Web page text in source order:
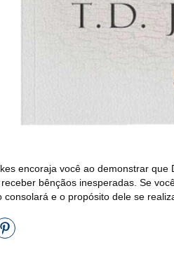
encoraja você ao demonstrar
bênçãos inesperadas. Se
consolará e o propósito dele se